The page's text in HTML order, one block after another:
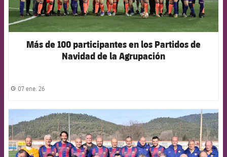
Más de 100 participantes en los Partidos de
Navidad de la Agrupación
label.share.clock
07 ene. 26